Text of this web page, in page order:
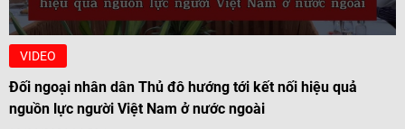
VIDEO
Đối ngoại nhân dân Thủ đô hướng tới kết nối hiệu quả
nguồn lực người Việt Nam ở nước ngoài